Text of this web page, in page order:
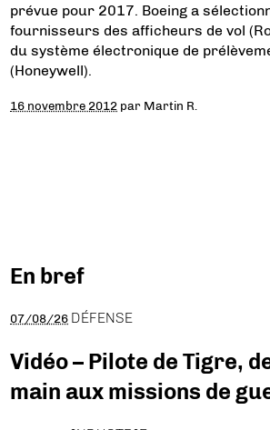
prévue pour 2017. Boeing a
fournisseurs des afficheurs de vol
du système électronique de
(Honeywell).
16 novembre 2012 par Martin R.
En bref
07/08/26 DÉFENSE
Vidéo – Pilote de Tigre,
main aux missions de